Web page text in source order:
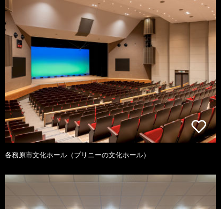
各務原市文化ホール（プリニーの文化ホール）